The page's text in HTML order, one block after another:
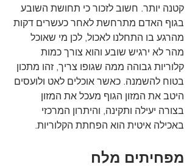
קטנה יותר. חשוב לזכור כי תחושת השובע
בגוף האדם מתרחשת לאחר כעשרים דקות
מהרגע בו התחלנו לאכול, לכן מי שאוכל
מהר לא ירגיש שובע והוא צורך כמות
קלוריות גבוהה ממה שגופו צריך, זהו מתכון
בטוח להשמנה. כאשר אוכלים לאט ולועסים
היטב את המזון הגוף מעכל את המזון
בצורה יעילה ותקינה, והיתרון המרכזי
באכילה איטית הוא הפחתת הקלוריות.
מפחיתים מלח